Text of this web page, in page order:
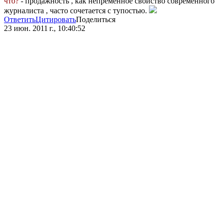
журналиста , часто сочетается с тупостью.
ОтветитьЦитироватьПоделиться
23 июн. 2011 г., 10:40:52